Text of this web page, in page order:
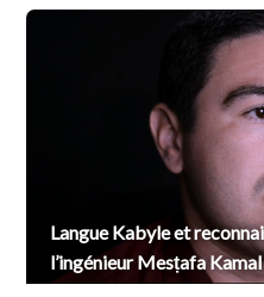
Langue Kabyle et
l’ingénieur Mesṭafa